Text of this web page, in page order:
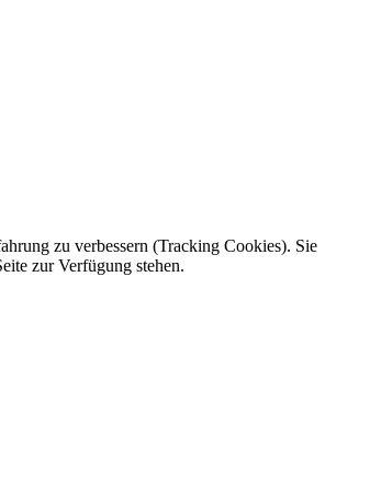
zu verbessern (Tracking Cookies). Sie
zur Verfügung stehen.